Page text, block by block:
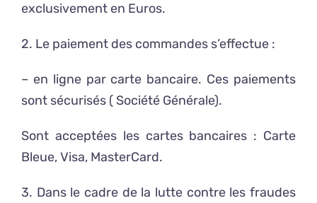
exclusivement en Euros.
2. Le paiement des commandes s’effectue :
– en ligne par carte bancaire. Ces paiements
sont sécurisés ( Société Générale).
Sont acceptées les cartes bancaires : Carte
Bleue, Visa, MasterCard.
3. Dans le cadre de la lutte contre les fraudes